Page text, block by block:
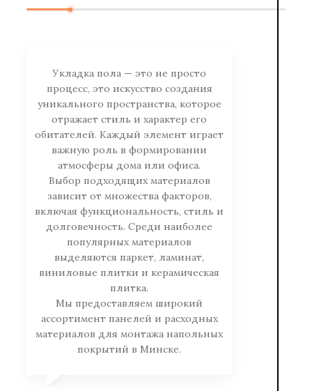
Укладка пола — это не просто
процесс, это искусство создания
уникального пространства, которое
отражает стиль и характер его
обитателей. Каждый элемент играет
важную роль в формировании
атмосферы дома или офиса.
Выбор подходящих материалов
зависит от множества факторов,
включая функциональность, стиль и
долговечность. Среди наиболее
популярных материалов
выделяются паркет, ламинат,
виниловые плитки и керамическая
плитка.
Мы предоставляем широкий
ассортимент панелей и расходных
материалов для монтажа напольных
покрытий в Минске.